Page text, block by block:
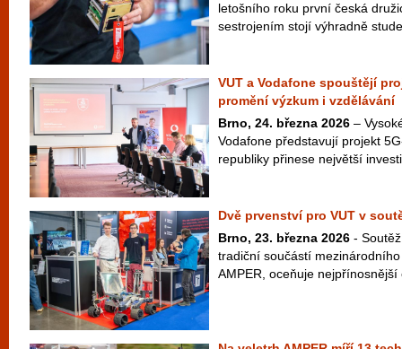
letošního roku první česká
sestrojením stojí výhradně
VUT a Vodafone spouštějí
promění výzkum i vzdělávání
Brno, 24. března 2026 –
Vodafone představují projekt
republiky přinese největší
Dvě prvenství pro VUT v
Brno, 23. března 2026 -
tradiční součástí
AMPER, oceňuje